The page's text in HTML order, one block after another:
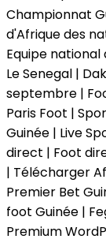
Championnat
d'Afrique des
Equipe national
Le Senegal |
septembre |
Paris Foot |
Guinée | Live
direct | Foot
| Télécharger
Premier Bet
foot Guinée |
Premium